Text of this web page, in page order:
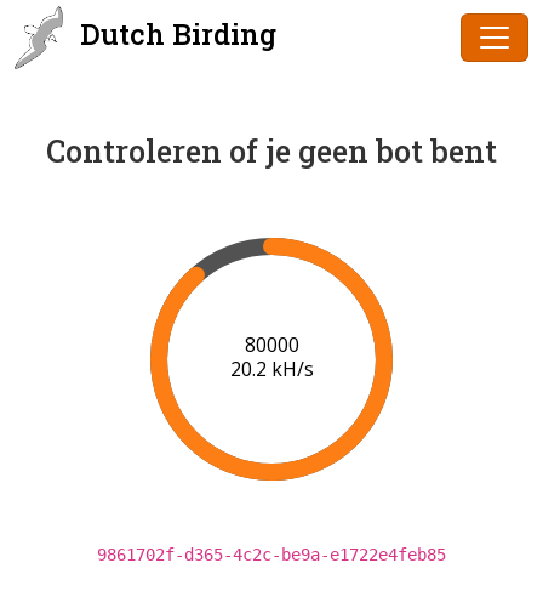
Dutch Birding
Controleren of je geen bot bent
82000
20.1 kH/s
9861702f-d365-4c2c-be9a-e1722e4feb85